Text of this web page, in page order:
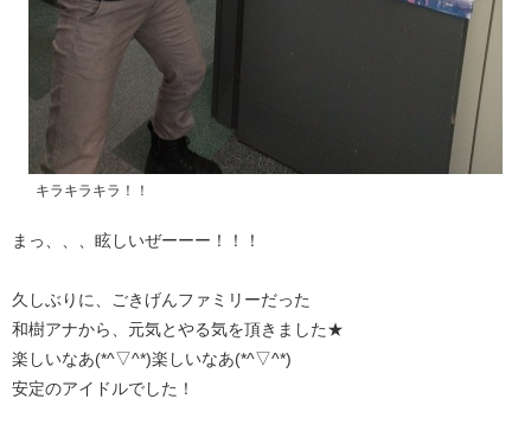
キラキラキラ！！
まっ、、、眩しいぜーーー！！！
久しぶりに、ごきげんファミリーだった
和樹アナから、元気とやる気を頂きました★
楽しいなあ(*^▽^*)楽しいなあ(*^▽^*)
安定のアイドルでした！